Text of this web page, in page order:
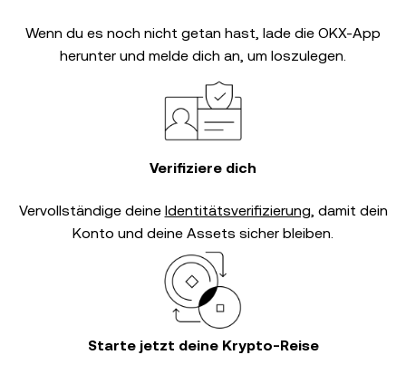
Wenn du es noch nicht getan hast, lade die OKX-App
herunter und melde dich an, um loszulegen.
Verifiziere dich
Vervollständige deine Identitätsverifizierung, damit dein
Konto und deine Assets sicher bleiben.
Starte jetzt deine Krypto-Reise